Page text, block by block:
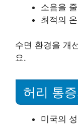
소음을
최적의
수면 환경을 개
요.
허리 통
미국의